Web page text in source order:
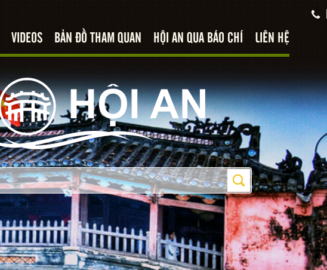
VIDEOS BẢN ĐỒ THAM QUAN HỘI AN QUA BÁO CHÍ LIÊN HỆ